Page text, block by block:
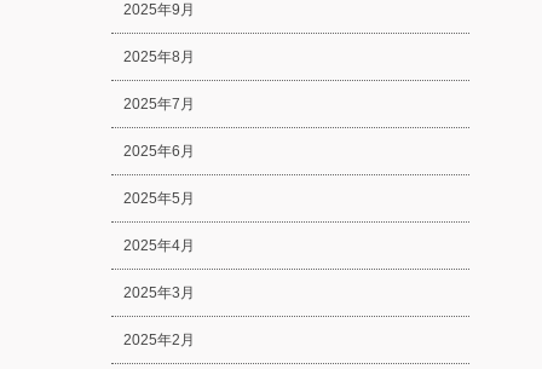
2025年9月
2025年8月
2025年7月
2025年6月
2025年5月
2025年4月
2025年3月
2025年2月